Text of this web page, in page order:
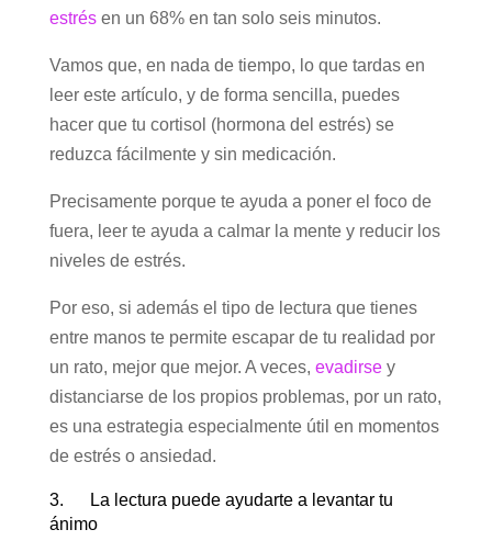
estrésen un 68% en tan solo seis minutos.
Vamos que, en nada de tiempo, lo que tardas en
leer este artículo, y de forma sencilla, puedes
hacer que tu cortisol (hormona del estrés) se
reduzca fácilmente y sin medicación.
Precisamente porque te ayuda a poner el foco de
fuera, leer te ayuda a calmar la mente y reducir los
niveles de estrés.
Por eso, si además el tipo de lectura que tienes
entre manos te permite escapar de tu realidad por
un rato, mejor que mejor. A veces, evadirsey
distanciarse de los propios problemas, por un rato,
es una estrategia especialmente útil en momentos
de estrés o ansiedad.
3. La lectura puede ayudarte a levantar tu
ánimo